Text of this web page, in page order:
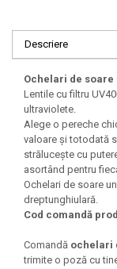
Descriere
Ochelari de soare
Lentile cu filtru
ultraviolete.
Alege o pereche
valoare și totodată
strălucește cu
asortând pentru
Ochelari de soare
dreptunghiulară.
Cod comandă
Comandă ochelari
trimite o poză cu